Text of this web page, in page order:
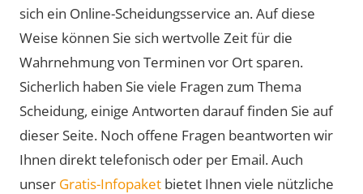
sich ein Online-Scheidungsservice an. Auf diese
Weise können Sie sich wertvolle Zeit für die
Wahrnehmung von Terminen vor Ort sparen.
Sicherlich haben Sie viele Fragen zum Thema
Scheidung, einige Antworten darauf finden Sie auf
dieser Seite. Noch offene Fragen beantworten wir
Ihnen direkt telefonisch oder per Email. Auch
unser Gratis-Infopaket bietet Ihnen viele nützliche